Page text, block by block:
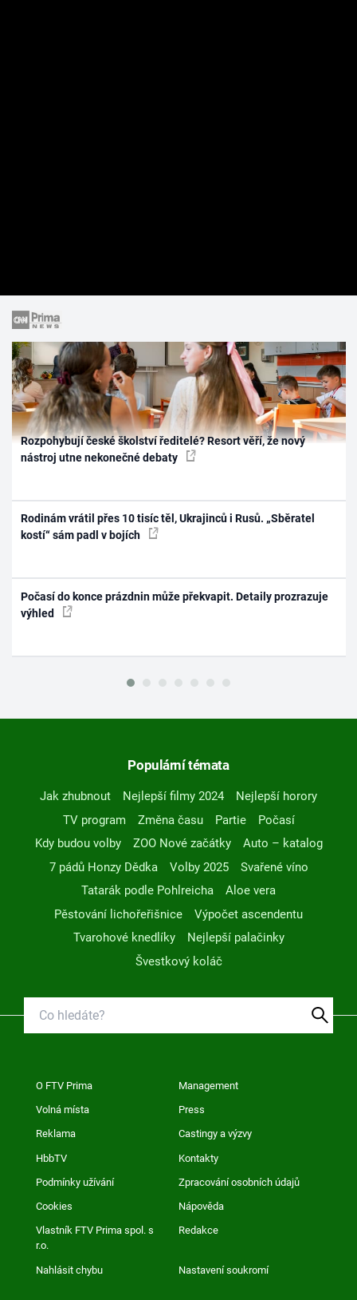
Rozpohybují české školství ředitelé? Resort věří, že nový
nástroj utne nekonečné debaty
Rodinám vrátil přes 10 tisíc těl, Ukrajinců i Rusů. „Sběratel
kostí“ sám padl v bojích
Počasí do konce prázdnin může překvapit. Detaily prozrazuje
výhled
Populární témata
Jak zhubnout Nejlepší filmy 2024
Nejlepší horory
TV program
Změna času Partie
Počasí
Kdy budou volby
ZOO Nové začátky
Auto – katalog
7 pádů Honzy Dědka
Volby 2025
Svařené víno
Tatarák podle Pohlreicha
Aloe vera
Pěstování lichořeřišnice
Výpočet ascendentu
Tvarohové knedlíky
Nejlepší palačinky
Švestkový koláč
O FTV Prima Management
Volná místa Press
Reklama Castingy a výzvy
HbbTV Kontakty
Podmínky užívání Zpracování osobních údajů
Cookies Nápověda
Vlastník FTV Prima spol. s
r.o.
Redakce
Nahlásit chybu Nastavení soukromí